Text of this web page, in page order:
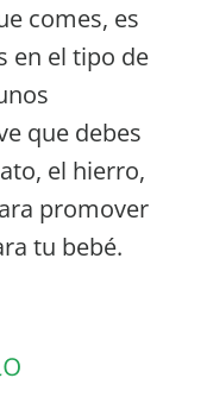
comes, es
en el tipo de
que debes
el hierro,
promover
tu bebé.